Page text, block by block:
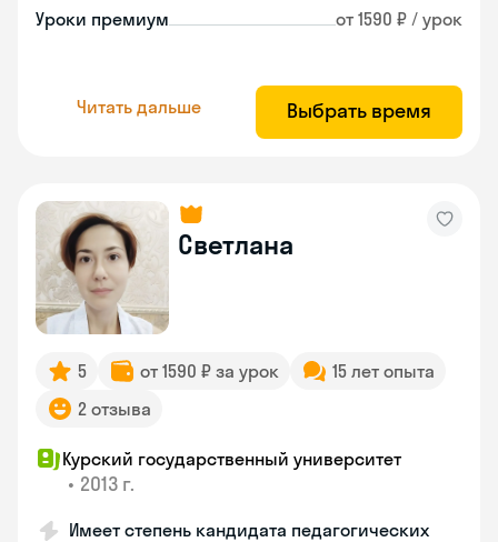
Уроки премиум от 1590 ₽ / урок
Читать дальше Выбрать время
Светлана
5 от 1590 ₽ за урок
15 лет опыта
2 отзыва
Курский государственный университет
• 2013 г.
Имеет степень кандидата педагогических